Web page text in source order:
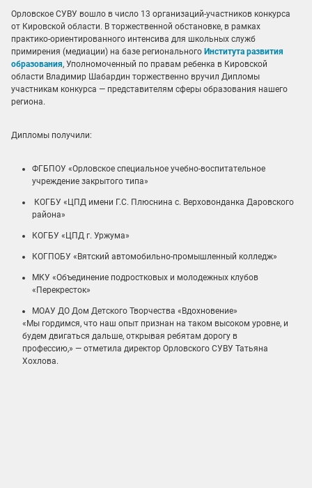
Орловское СУВУ вошло в число 13 организаций-участников конкурса
от Кировской области. В торжественной обстановке, в рамках
практико-ориентированного интенсива для школьных служб
примирения (медиации) на базе регионального Института развития
образования, Уполномоченный по правам ребенка в Кировской
области Владимир Шабардин торжественно вручил Дипломы
участникам конкурса — представителям сферы образования нашего
региона.
Дипломы получили:
ФГБПОУ «Орловское специальное учебно-воспитательное
учреждение закрытого типа»
КОГБУ «ЦПД имени Г.С. Плюснина с. Верховонданка Даровского
района»
КОГБУ «ЦПД г. Уржума»
КОГПОБУ «Вятский автомобильно-промышленный колледж»
МКУ «Объединение подростковых и молодежных клубов
«Перекресток»
МОАУ ДО Дом Детского Творчества «Вдохновение»
«Мы гордимся, что наш опыт признан на таком высоком уровне, и
будем двигаться дальше, открывая ребятам дорогу в
профессию,» — отметила директор Орловского СУВУ Татьяна
Хохлова.